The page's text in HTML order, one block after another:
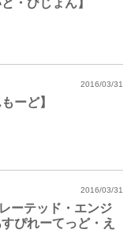
・びじょん】
2016/03/31
ーど】
2016/03/31
ーテッド・エンジ
ぴれーてっど・え